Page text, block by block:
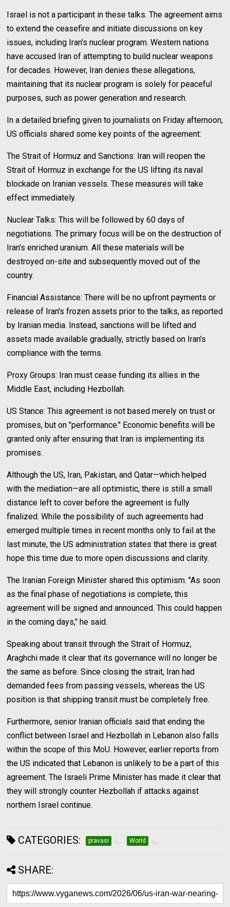
Israel is not a participant in these talks. The agreement aims
to extend the ceasefire and initiate discussions on key
issues, including Iran's nuclear program. Western nations
have accused Iran of attempting to build nuclear weapons
for decades. However, Iran denies these allegations,
maintaining that its nuclear program is solely for peaceful
purposes, such as power generation and research.
In a detailed briefing given to journalists on Friday afternoon,
US officials shared some key points of the agreement:
The Strait of Hormuz and Sanctions: Iran will reopen the
Strait of Hormuz in exchange for the US lifting its naval
blockade on Iranian vessels. These measures will take
effect immediately.
Nuclear Talks: This will be followed by 60 days of
negotiations. The primary focus will be on the destruction of
Iran's enriched uranium. All these materials will be
destroyed on-site and subsequently moved out of the
country.
Financial Assistance: There will be no upfront payments or
release of Iran's frozen assets prior to the talks, as reported
by Iranian media. Instead, sanctions will be lifted and
assets made available gradually, strictly based on Iran's
compliance with the terms.
Proxy Groups: Iran must cease funding its allies in the
Middle East, including Hezbollah.
US Stance: This agreement is not based merely on trust or
promises, but on "performance." Economic benefits will be
granted only after ensuring that Iran is implementing its
promises.
Although the US, Iran, Pakistan, and Qatar—which helped
with the mediation—are all optimistic, there is still a small
distance left to cover before the agreement is fully
finalized. While the possibility of such agreements had
emerged multiple times in recent months only to fail at the
last minute, the US administration states that there is great
hope this time due to more open discussions and clarity.
The Iranian Foreign Minister shared this optimism. "As soon
as the final phase of negotiations is complete, this
agreement will be signed and announced. This could happen
in the coming days," he said.
Speaking about transit through the Strait of Hormuz,
Araghchi made it clear that its governance will no longer be
the same as before. Since closing the strait, Iran had
demanded fees from passing vessels, whereas the US
position is that shipping transit must be completely free.
Furthermore, senior Iranian officials said that ending the
conflict between Israel and Hezbollah in Lebanon also falls
within the scope of this MoU. However, earlier reports from
the US indicated that Lebanon is unlikely to be a part of this
agreement. The Israeli Prime Minister has made it clear that
they will strongly counter Hezbollah if attacks against
northern Israel continue.
CATEGORIES: pravasi World
SHARE: